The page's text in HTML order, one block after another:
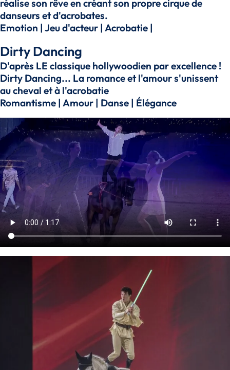
réalise son rêve en créant son propre cirque de
danseurs et d'acrobates.
Emotion | Jeu d'acteur | Acrobatie |
Dirty Dancing
D'après LE classique hollywoodien par excellence !
Dirty Dancing... La romance et l'amour s'unissent
au cheval et à l'acrobatie
Romantisme | Amour | Danse | Élégance